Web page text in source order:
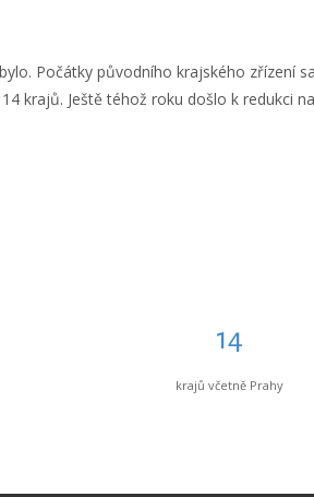
Počátky původního krajského zřízení
krajů. Ještě téhož roku došlo k redukci
14
krajů včetně Prahy